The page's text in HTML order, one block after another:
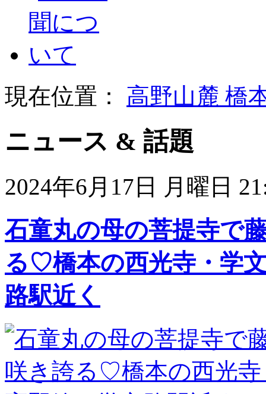
現在位置： 高野山麓 橋
ニュース & 話題
2024年6月17日 月曜日
石童丸の母の菩提寺で
る♡橋本の西光寺・学
路駅近く